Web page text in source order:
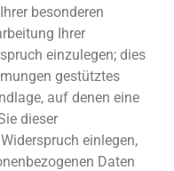
besonderen
Ihrer
einzulegen; dies
gestütztes
auf denen eine
dieser
einlegen,
Daten